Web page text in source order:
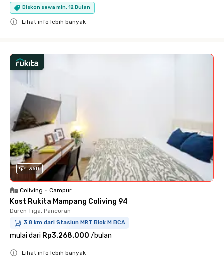
Diskon sewa min. 12 Bulan
Lihat info lebih banyak
360
Coliving • Campur
Kost Rukita Mampang Coliving 94
Duren Tiga, Pancoran
3.8 km dari Stasiun MRT Blok M BCA
mulai dari Rp3.268.000 /bulan
Lihat info lebih banyak